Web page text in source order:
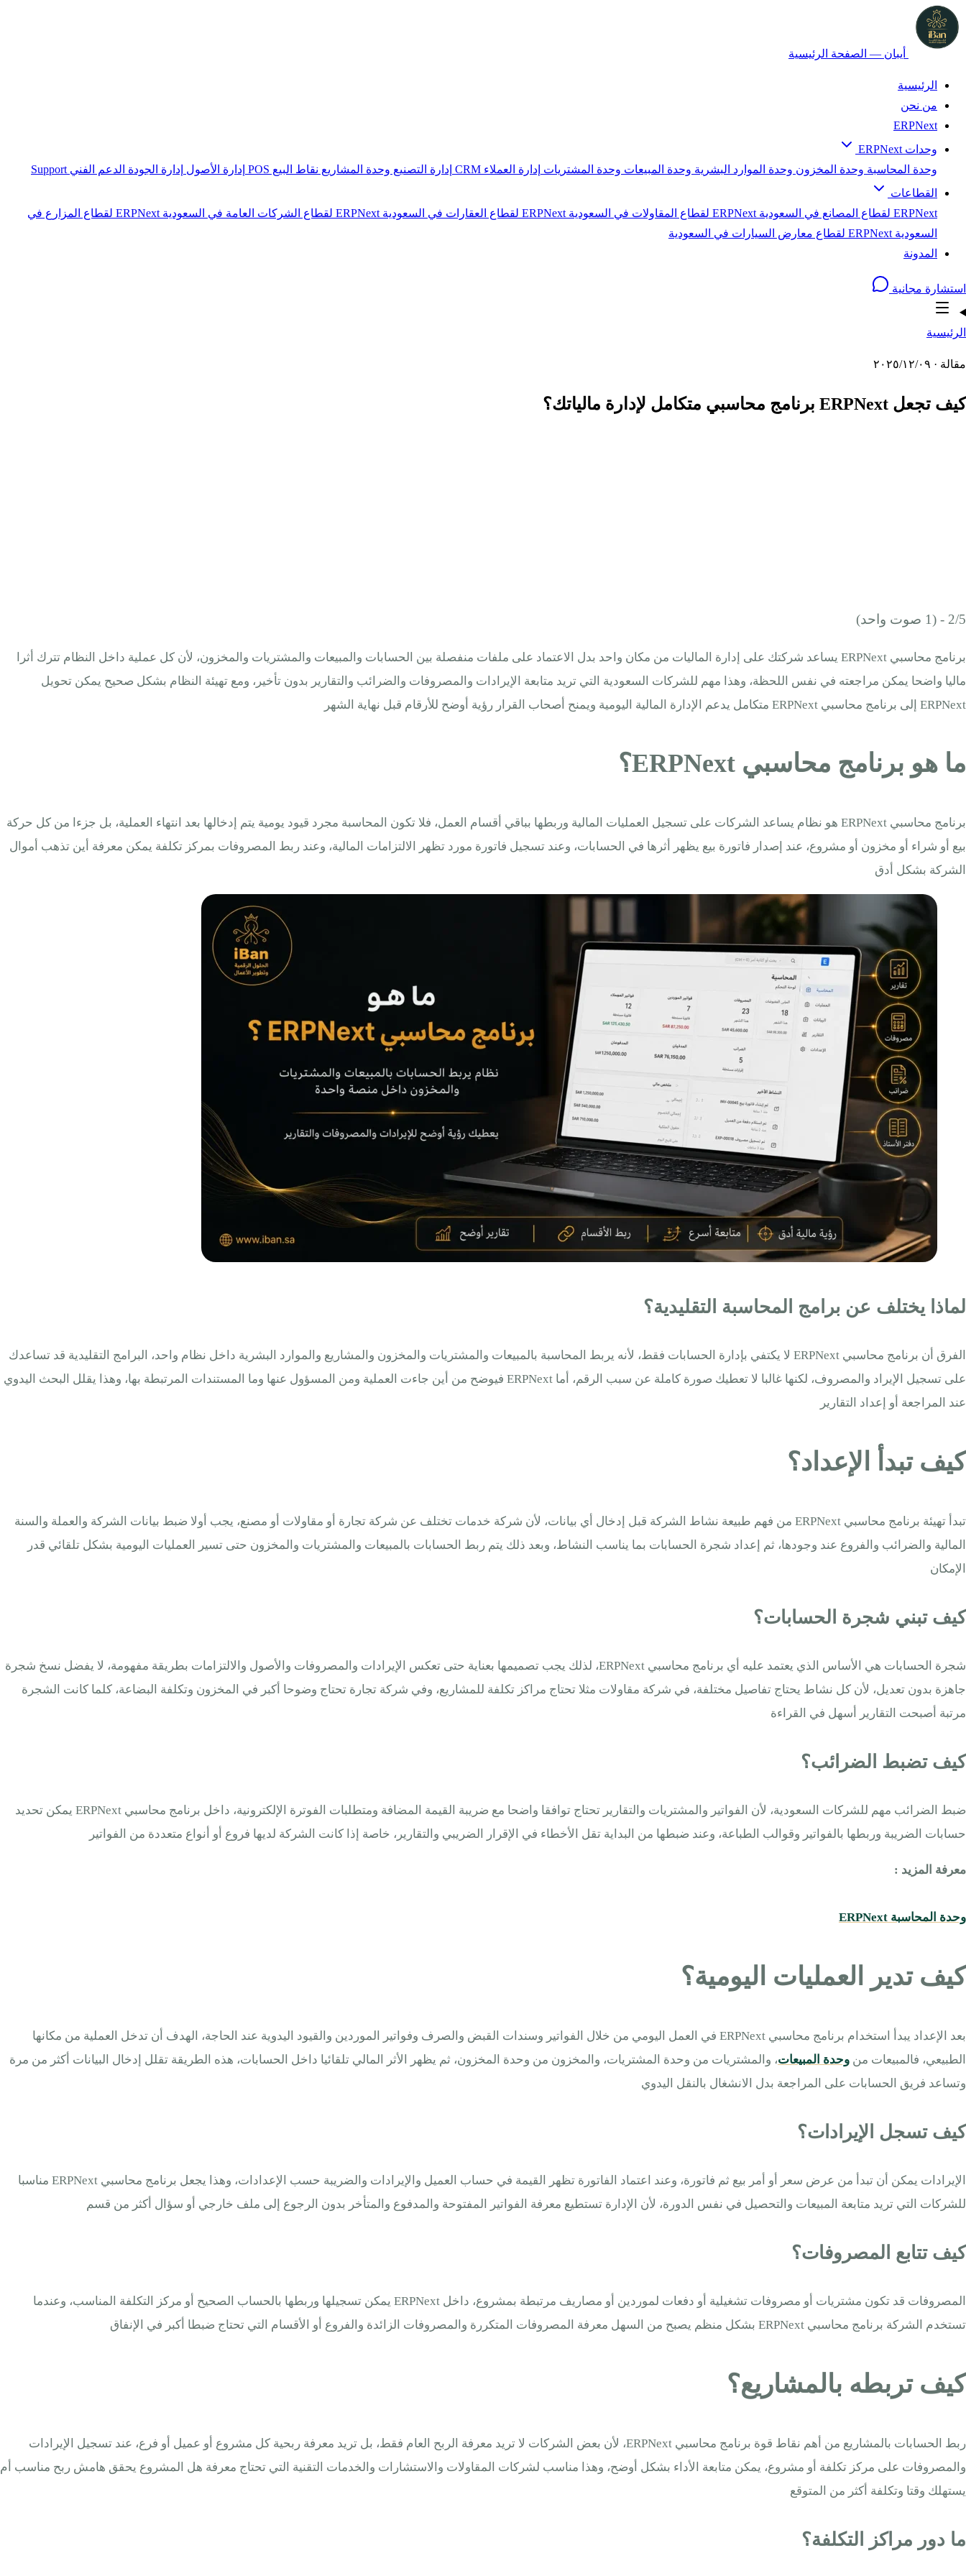
أيبان — الصفحة الرئيسية
الرئيسية
من نحن
ERPNext
وحدات ERPNext
وحدة المحاسبة وحدة المخزون وحدة الموارد البشرية وحدة المبيعات وحدة المشتريات إدارة العملاء CRM إدارة التصنيع وحدة المشاريع نقاط البيع POS إدارة الأصول إدارة الجودة الدعم الفني Support
القطاعات
ERPNext لقطاع المصانع في السعودية
ERPNext لقطاع المقاولات في السعودية ERPNext لقطاع العقارات في السعودية ERPNext لقطاع الشركات العامة في السعودية
ERPNext لقطاع المزارع في
السعودية ERPNext لقطاع معارض السيارات في السعودية
المدونة
استشارة مجانية
الرئيسية
مقالة · ٠٩‏/١٢‏/٢٠٢٥
كيف تجعل ERPNext برنامج محاسبي متكامل لإدارة مالياتك؟
2/5 - (1 صوت واحد)
برنامج محاسبي ERPNext يساعد شركتك على إدارة الماليات من مكان واحد بدل الاعتماد على ملفات منفصلة بين الحسابات والمبيعات والمشتريات والمخزون، لأن كل عملية داخل النظام تترك أثرا
ماليا واضحا يمكن مراجعته في نفس اللحظة، وهذا مهم للشركات السعودية التي تريد متابعة الإيرادات والمصروفات والضرائب والتقارير بدون تأخير، ومع تهيئة النظام بشكل صحيح يمكن تحويل
ERPNext إلى برنامج محاسبي ERPNext متكامل يدعم الإدارة المالية اليومية ويمنح أصحاب القرار رؤية أوضح للأرقام قبل نهاية الشهر
ما هو برنامج محاسبي ERPNext؟
برنامج محاسبي ERPNext هو نظام يساعد الشركات على تسجيل العمليات المالية وربطها بباقي أقسام العمل، فلا تكون المحاسبة مجرد قيود يومية يتم إدخالها بعد انتهاء العملية، بل جزءا من كل حركة
بيع أو شراء أو مخزون أو مشروع، عند إصدار فاتورة بيع يظهر أثرها في الحسابات، وعند تسجيل فاتورة مورد تظهر الالتزامات المالية، وعند ربط المصروفات بمركز تكلفة يمكن معرفة أين تذهب أموال
الشركة بشكل أدق
لماذا يختلف عن برامج المحاسبة التقليدية؟
الفرق أن برنامج محاسبي ERPNext لا يكتفي بإدارة الحسابات فقط، لأنه يربط المحاسبة بالمبيعات والمشتريات والمخزون والمشاريع والموارد البشرية داخل نظام واحد، البرامج التقليدية قد تساعدك
على تسجيل الإيراد والمصروف، لكنها غالبا لا تعطيك صورة كاملة عن سبب الرقم، أما ERPNext فيوضح من أين جاءت العملية ومن المسؤول عنها وما المستندات المرتبطة بها، وهذا يقلل البحث اليدوي
عند المراجعة أو إعداد التقارير
كيف تبدأ الإعداد؟
تبدأ تهيئة برنامج محاسبي ERPNext من فهم طبيعة نشاط الشركة قبل إدخال أي بيانات، لأن شركة خدمات تختلف عن شركة تجارة أو مقاولات أو مصنع، يجب أولا ضبط بيانات الشركة والعملة والسنة
المالية والضرائب والفروع عند وجودها، ثم إعداد شجرة الحسابات بما يناسب النشاط، وبعد ذلك يتم ربط الحسابات بالمبيعات والمشتريات والمخزون حتى تسير العمليات اليومية بشكل تلقائي قدر
الإمكان
كيف تبني شجرة الحسابات؟
شجرة الحسابات هي الأساس الذي يعتمد عليه أي برنامج محاسبي ERPNext، لذلك يجب تصميمها بعناية حتى تعكس الإيرادات والمصروفات والأصول والالتزامات بطريقة مفهومة، لا يفضل نسخ شجرة
جاهزة بدون تعديل، لأن كل نشاط يحتاج تفاصيل مختلفة، في شركة مقاولات مثلا تحتاج مراكز تكلفة للمشاريع، وفي شركة تجارة تحتاج وضوحا أكبر في المخزون وتكلفة البضاعة، كلما كانت الشجرة
مرتبة أصبحت التقارير أسهل في القراءة
كيف تضبط الضرائب؟
ضبط الضرائب مهم للشركات السعودية، لأن الفواتير والمشتريات والتقارير تحتاج توافقا واضحا مع ضريبة القيمة المضافة ومتطلبات الفوترة الإلكترونية، داخل برنامج محاسبي ERPNext يمكن تحديد
حسابات الضريبة وربطها بالفواتير وقوالب الطباعة، وعند ضبطها من البداية تقل الأخطاء في الإقرار الضريبي والتقارير، خاصة إذا كانت الشركة لديها فروع أو أنواع متعددة من الفواتير
معرفة المزيد :
وحدة المحاسبة ERPNext
كيف تدير العمليات اليومية؟
بعد الإعداد يبدأ استخدام برنامج محاسبي ERPNext في العمل اليومي من خلال الفواتير وسندات القبض والصرف وفواتير الموردين والقيود اليدوية عند الحاجة، الهدف أن تدخل العملية من مكانها
الطبيعي، فالمبيعات من وحدة المبيعات، والمشتريات من وحدة المشتريات، والمخزون من وحدة المخزون، ثم يظهر الأثر المالي تلقائيا داخل الحسابات، هذه الطريقة تقلل إدخال البيانات أكثر من مرة
وتساعد فريق الحسابات على المراجعة بدل الانشغال بالنقل اليدوي
كيف تسجل الإيرادات؟
الإيرادات يمكن أن تبدأ من عرض سعر أو أمر بيع ثم فاتورة، وعند اعتماد الفاتورة تظهر القيمة في حساب العميل والإيرادات والضريبة حسب الإعدادات، وهذا يجعل برنامج محاسبي ERPNext مناسبا
للشركات التي تريد متابعة المبيعات والتحصيل في نفس الدورة، لأن الإدارة تستطيع معرفة الفواتير المفتوحة والمدفوع والمتأخر بدون الرجوع إلى ملف خارجي أو سؤال أكثر من قسم
كيف تتابع المصروفات؟
المصروفات قد تكون مشتريات أو مصروفات تشغيلية أو دفعات لموردين أو مصاريف مرتبطة بمشروع، داخل ERPNext يمكن تسجيلها وربطها بالحساب الصحيح أو مركز التكلفة المناسب، وعندما
تستخدم الشركة برنامج محاسبي ERPNext بشكل منظم يصبح من السهل معرفة المصروفات المتكررة والمصروفات الزائدة والفروع أو الأقسام التي تحتاج ضبطا أكبر في الإنفاق
كيف تربطه بالمشاريع؟
ربط الحسابات بالمشاريع من أهم نقاط قوة برنامج محاسبي ERPNext، لأن بعض الشركات لا تريد معرفة الربح العام فقط، بل تريد معرفة ربحية كل مشروع أو عميل أو فرع، عند تسجيل الإيرادات
والمصروفات على مركز تكلفة أو مشروع، يمكن متابعة الأداء بشكل أوضح، وهذا مناسب لشركات المقاولات والاستشارات والخدمات التقنية التي تحتاج معرفة هل المشروع يحقق هامش ربح مناسب أم
يستهلك وقتا وتكلفة أكثر من المتوقع
ما دور مراكز التكلفة؟